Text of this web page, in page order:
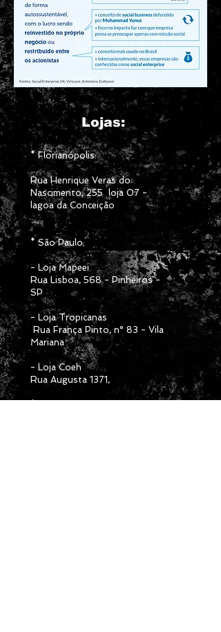
Lojas:
* Florianópolis:
Rua Henrique Veras do
Nascimento, 255 loja 07 -
lagoa da Conceição
* São Paulo:
- Loja Mapeei
Rua Lisboa, 568 - Pinheiros -
SP
- Loja Tropicanas
Rua França Pinto, n° 83 - Vila
Mariana
- Loja Coeh
Rua Augusta 1371,